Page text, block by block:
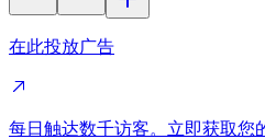
在此投放广告
每日触达数千访客。立即获取您